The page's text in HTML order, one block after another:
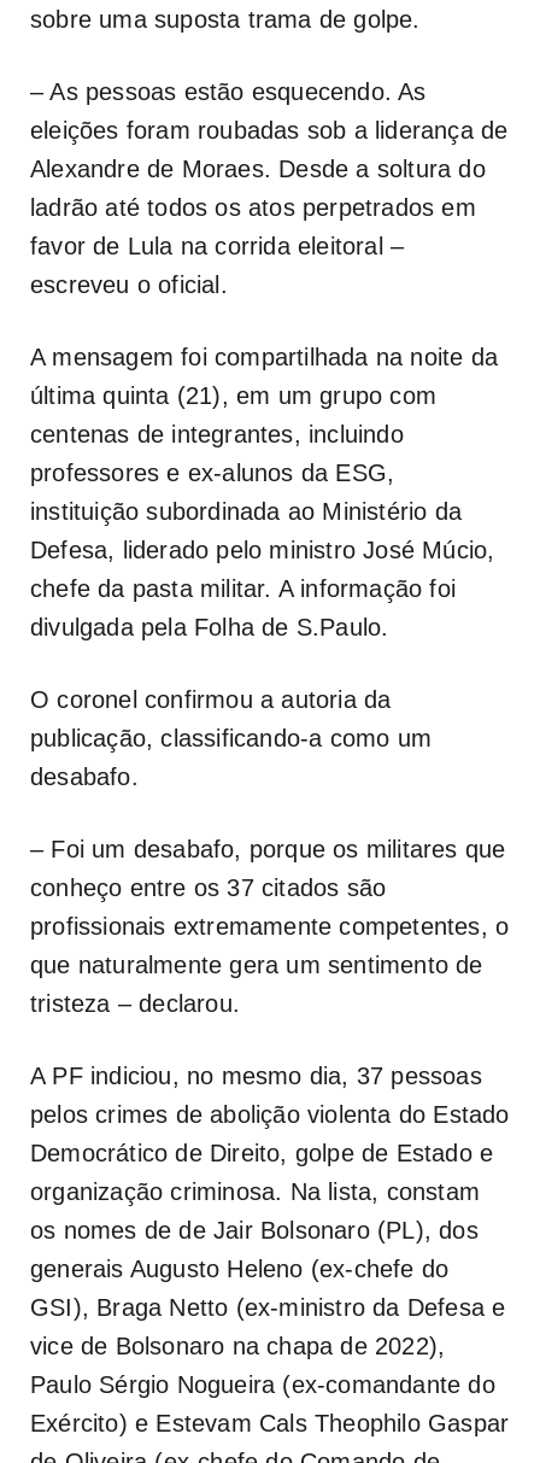
sobre uma suposta trama de golpe.
– As pessoas estão esquecendo. As
eleições foram roubadas sob a liderança de
Alexandre de Moraes. Desde a soltura do
ladrão até todos os atos perpetrados em
favor de Lula na corrida eleitoral –
escreveu o oficial.
A mensagem foi compartilhada na noite da
última quinta (21), em um grupo com
centenas de integrantes, incluindo
professores e ex-alunos da ESG,
instituição subordinada ao Ministério da
Defesa, liderado pelo ministro José Múcio,
chefe da pasta militar. A informação foi
divulgada pela Folha de S.Paulo.
O coronel confirmou a autoria da
publicação, classificando-a como um
desabafo.
– Foi um desabafo, porque os militares que
conheço entre os 37 citados são
profissionais extremamente competentes, o
que naturalmente gera um sentimento de
tristeza – declarou.
A PF indiciou, no mesmo dia, 37 pessoas
pelos crimes de abolição violenta do Estado
Democrático de Direito, golpe de Estado e
organização criminosa. Na lista, constam
os nomes de de Jair Bolsonaro (PL), dos
generais Augusto Heleno (ex-chefe do
GSI), Braga Netto (ex-ministro da Defesa e
vice de Bolsonaro na chapa de 2022),
Paulo Sérgio Nogueira (ex-comandante do
Exército) e Estevam Cals Theophilo Gaspar